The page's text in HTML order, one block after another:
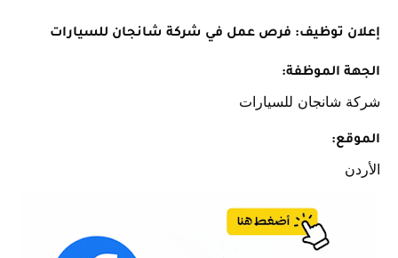
إعلان توظيف: فرص عمل في شركة شانجان للسيارات
الجهة الموظفة:
شركة شانجان للسيارات
الموقع:
الأردن